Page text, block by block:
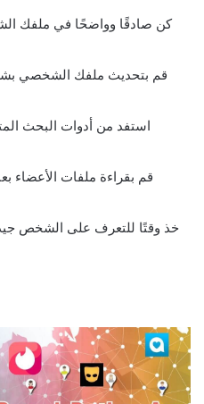
كن صادقًا وواضحًا في ملفك
قم بتحديث ملفك الشخصي
استفد من أدوات البحث
قم بقراءة ملفات الأعضاء
خذ وقتًا للتعرف على الشخص